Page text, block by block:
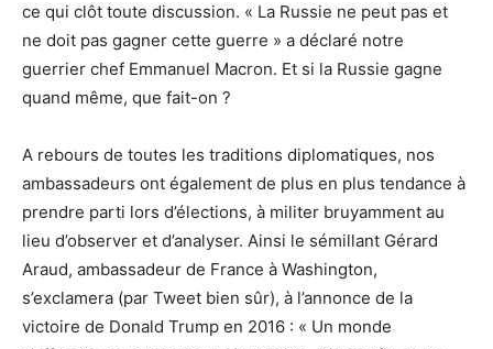
ce qui clôt toute discussion. « La Russie ne peut pas et
ne doit pas gagner cette guerre » a déclaré notre
guerrier chef Emmanuel Macron. Et si la Russie gagne
quand même, que fait-on ?
A rebours de toutes les traditions diplomatiques, nos
ambassadeurs ont également de plus en plus tendance à
prendre parti lors d’élections, à militer bruyamment au
lieu d’observer et d’analyser. Ainsi le sémillant Gérard
Araud, ambassadeur de France à Washington,
s’exclamera (par Tweet bien sûr), à l’annonce de la
victoire de Donald Trump en 2016 : « Un monde